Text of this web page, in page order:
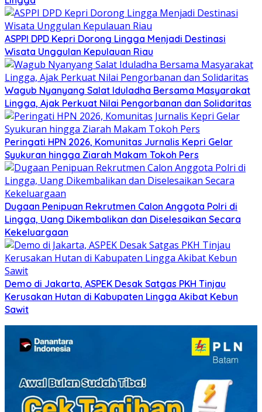
ASPPI DPD Kepri Dorong Lingga Menjadi Destinasi
Wisata Unggulan Kepulauan Riau
Wagub Nyanyang Salat Iduladha Bersama Masyarakat
Lingga, Ajak Perkuat Nilai Pengorbanan dan Solidaritas
Peringati HPN 2026, Komunitas Jurnalis Kepri Gelar
Syukuran hingga Ziarah Makam Tokoh Pers
Dugaan Penipuan Rekrutmen Calon Anggota Polri di
Lingga, Uang Dikembalikan dan Diselesaikan Secara
Kekeluargaan
Demo di Jakarta, ASPEK Desak Satgas PKH Tinjau
Kerusakan Hutan di Kabupaten Lingga Akibat Kebun
Sawit